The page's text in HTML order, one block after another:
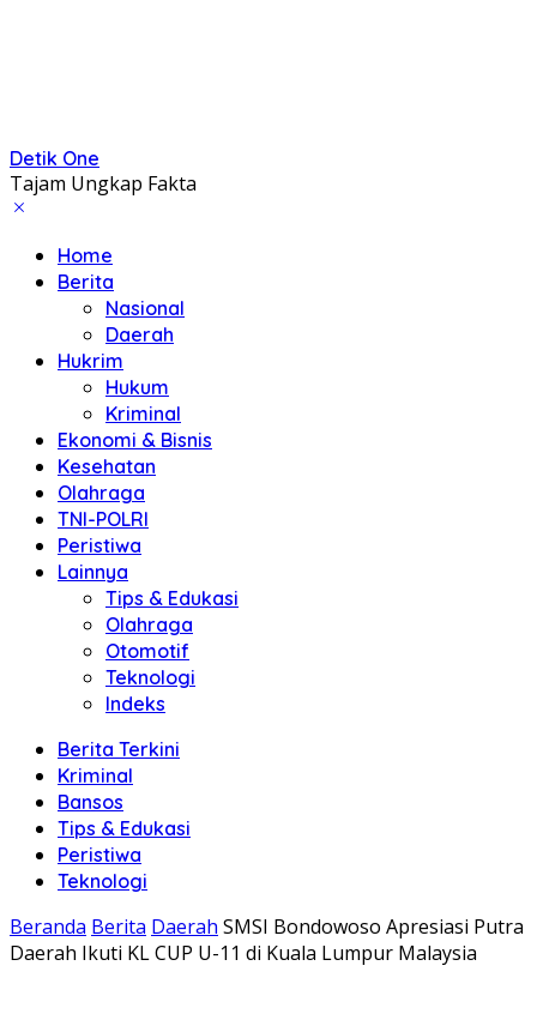
Detik One
Tajam Ungkap Fakta
Home
Berita
Nasional
Daerah
Hukrim
Hukum
Kriminal
Ekonomi & Bisnis
Kesehatan
Olahraga
TNI-POLRI
Peristiwa
Lainnya
Tips & Edukasi
Olahraga
Otomotif
Teknologi
Indeks
Berita Terkini
Kriminal
Bansos
Tips & Edukasi
Peristiwa
Teknologi
Beranda Berita Daerah SMSI Bondowoso Apresiasi Putra
Daerah Ikuti KL CUP U-11 di Kuala Lumpur Malaysia